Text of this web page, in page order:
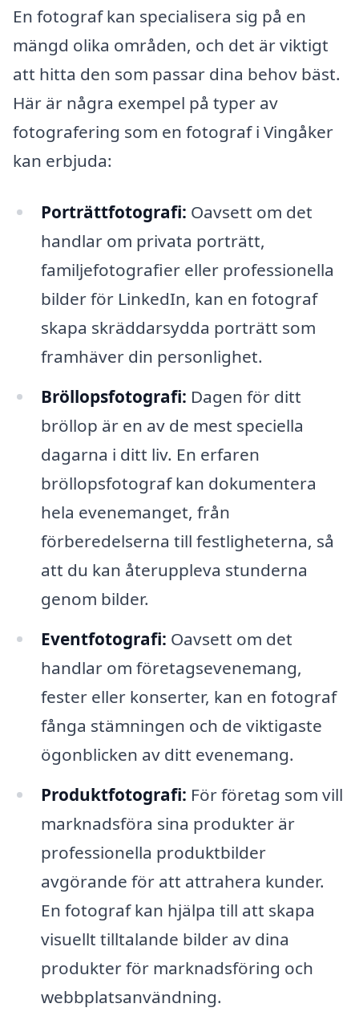
En fotograf kan specialisera sig på en
mängd olika områden, och det är viktigt
att hitta den som passar dina behov bäst.
Här är några exempel på typer av
fotografering som en fotograf i Vingåker
kan erbjuda:
Porträttfotografi: Oavsett om det
handlar om privata porträtt,
familjefotografier eller professionella
bilder för LinkedIn, kan en fotograf
skapa skräddarsydda porträtt som
framhäver din personlighet.
Bröllopsfotografi: Dagen för ditt
bröllop är en av de mest speciella
dagarna i ditt liv. En erfaren
bröllopsfotograf kan dokumentera
hela evenemanget, från
förberedelserna till festligheterna, så
att du kan återuppleva stunderna
genom bilder.
Eventfotografi: Oavsett om det
handlar om företagsevenemang,
fester eller konserter, kan en fotograf
fånga stämningen och de viktigaste
ögonblicken av ditt evenemang.
Produktfotografi: För företag som vill
marknadsföra sina produkter är
professionella produktbilder
avgörande för att attrahera kunder.
En fotograf kan hjälpa till att skapa
visuellt tilltalande bilder av dina
produkter för marknadsföring och
webbplatsanvändning.